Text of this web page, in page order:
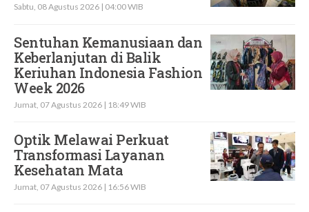
Sabtu, 08 Agustus 2026 | 04:00 WIB
Sentuhan Kemanusiaan dan
Keberlanjutan di Balik
Keriuhan Indonesia Fashion
Week 2026
Jumat, 07 Agustus 2026 | 18:49 WIB
Optik Melawai Perkuat
Transformasi Layanan
Kesehatan Mata
Jumat, 07 Agustus 2026 | 16:56 WIB